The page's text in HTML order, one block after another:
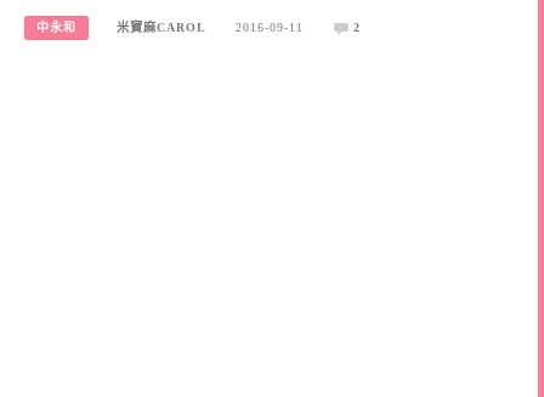
中永和 米寶麻CAROL 2016-09-11 2